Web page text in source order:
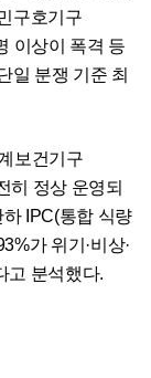
구호기구
이상이 폭격 등
일 분쟁 기준 최
보건기구
히 정상 운영되
IPC(통합 식량
가 위기·비상·
고 분석했다.